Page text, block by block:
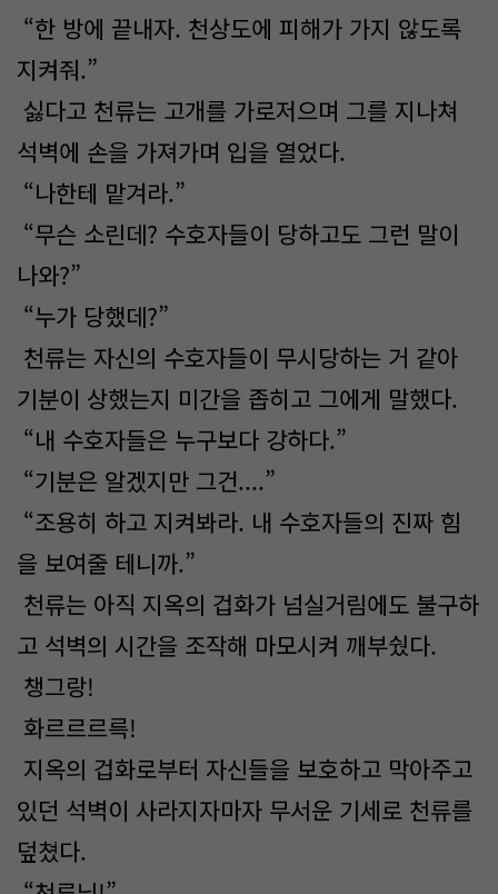
“한 방에 끝내자. 천상도에 피해가 가지 않도록
지켜줘.”
싫다고 천류는 고개를 가로저으며 그를 지나쳐
석벽에 손을 가져가며 입을 열었다.
“나한테 맡겨라.”
“무슨 소린데? 수호자들이 당하고도 그런 말이
나와?”
“누가 당했데?”
천류는 자신의 수호자들이 무시당하는 거 같아
기분이 상했는지 미간을 좁히고 그에게 말했다.
“내 수호자들은 누구보다 강하다.”
“기분은 알겠지만 그건....”
“조용히 하고 지켜봐라. 내 수호자들의 진짜 힘
을 보여줄 테니까.”
천류는 아직 지옥의 겁화가 넘실거림에도 불구하
고 석벽의 시간을 조작해 마모시켜 깨부쉈다.
챙그랑!
화르르르륵!
지옥의 겁화로부터 자신들을 보호하고 막아주고
있던 석벽이 사라지자마자 무서운 기세로 천류를
덮쳤다.